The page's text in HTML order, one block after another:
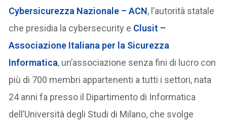
Cybersicurezza Nazionale – ACN, l’autorità statale
che presidia la cybersecurity e Clusit –
Associazione Italiana per la Sicurezza
Informatica, un’associazione senza fini di lucro con
più di 700 membri appartenenti a tutti i settori, nata
24 anni fa presso il Dipartimento di Informatica
dell’Università degli Studi di Milano, che svolge